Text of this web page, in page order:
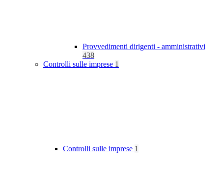
Provvedimenti dirigenti - amministrativi
438
Controlli sulle imprese 1
Controlli sulle imprese 1